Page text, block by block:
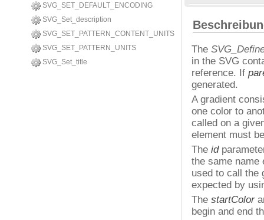
SVG_SET_DEFAULT_ENCODING
SVG_Set_description
SVG_SET_PATTERN_CONTENT_UNITS
SVG_SET_PATTERN_UNITS
SVG_Set_title
The
in the SVG
reference. If
generated.
A gradient
one color to
called on a
element must
The id
the same name
used to call the
expected by
The startColor
begin and end